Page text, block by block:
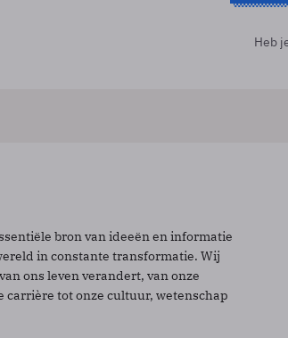
Heb
bron van ideeën en informatie
in constante transformatie. Wij
ons leven verandert, van onze
carrière tot onze cultuur, wetenschap